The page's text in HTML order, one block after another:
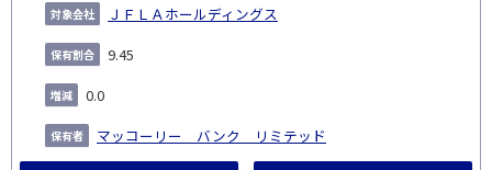
ＪＦＬＡホールディングス
9.45
0.0
マッコーリー バンク リミテッド